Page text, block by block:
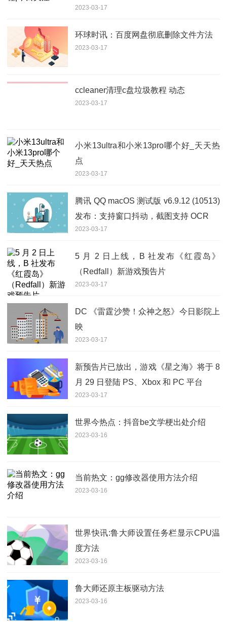
2023-03-17
环球时讯：百度网盘彻底删除文件方法
2023-03-17
ccleaner清理c盘垃圾教程 动态
2023-03-17
小米13ultra和小米13pro哪个好_天天热
点
2023-03-17
腾讯 QQ macOS 测试版 v6.9.12 (10513)
发布：支持窗口抖动，截图支持 OCR
2023-03-17
5 月 2 日上线，B 社发布《红霞岛》
（Redfall）新游戏预告片
2023-03-17
DC 《雷霆沙赞！众神之怒》今日影院上
映
2023-03-17
新预告片已放出，游戏《星之海》将于 8
月 29 日登陆 PS、Xbox 和 PC 平台
2023-03-17
世界今热点：抖音be文学梗出处介绍
2023-03-16
当前热文：gg修改器使用方法介绍
2023-03-16
世界快讯:鲁大师设置任务栏显示CPU温
度方法
2023-03-16
鲁大师还原主板驱动方法
2023-03-16